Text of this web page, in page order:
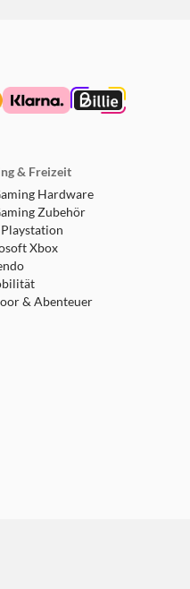
& Freizeit
Hardware
Zubehör
Xbox
& Abenteuer